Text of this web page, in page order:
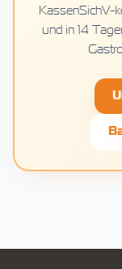
KassenSichV-
und in 14